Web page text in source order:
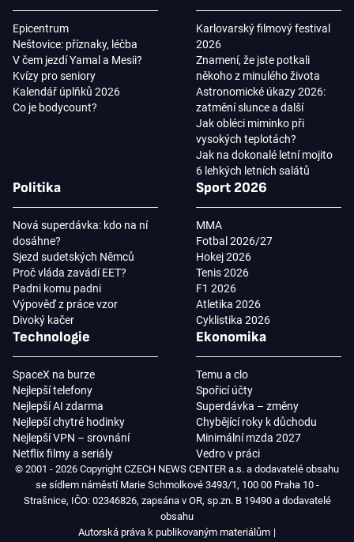
Epicentrum
Neštovice: příznaky, léčba
V čem jezdí Yamal a Mesii?
Kvízy pro seniory
Kalendář úplňků 2026
Co je bodycount?
Karlovarský filmový festival
2026
Znamení, že jste potkali
někoho z minulého života
Astronomické úkazy 2026:
zatmění slunce a další
Jak obléci miminko při
vysokých teplotách?
Jak na dokonalé letní mojito
6 lehkých letních salátů
Politika
Nová superdávka: kdo na ní
dosáhne?
Sjezd sudetských Němců
Proč vláda zavádí EET?
Padni komu padni
Výpověď z práce vzor
Divoký kačer
Sport 2026
MMA
Fotbal 2026/27
Hokej 2026
Tenis 2026
F1 2026
Atletika 2026
Cyklistika 2026
Technologie
SpaceX na burze
Nejlepší telefony
Nejlepší AI zdarma
Nejlepší chytré hodinky
Nejlepší VPN – srovnání
Netflix filmy a seriály
Ekonomika
Temu a clo
Spořicí účty
Superdávka – změny
Chybějící roky k důchodu
Minimální mzda 2027
Vedro v práci
© 2001 - 2026 Copyright CZECH NEWS CENTER a.s. a dodavatelé obsahu
se sídlem náměstí Marie Schmolkové 3493/1, 100 00 Praha 10 -
Strašnice, IČO: 02346826, zapsána v OR, sp.zn. B 19490 a dodavatelé
obsahu
Autorská práva k publikovaným materiálům